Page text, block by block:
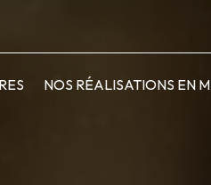
NOS RÉALISATIONS EN